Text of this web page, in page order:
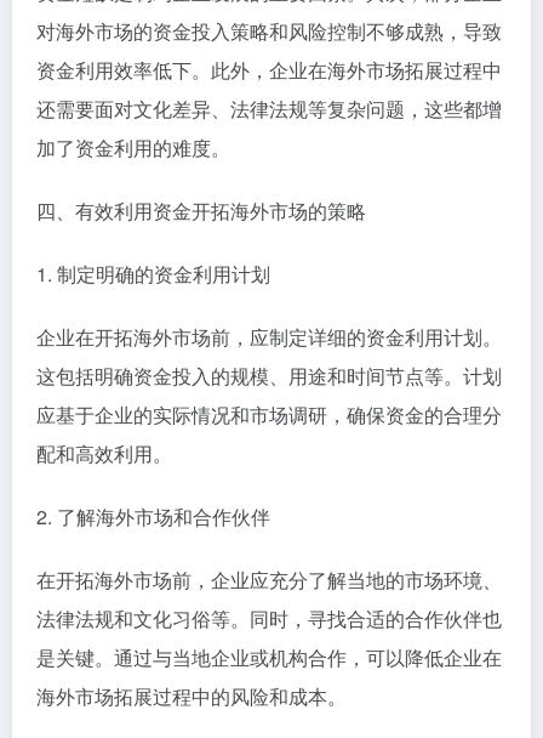
对海外市场的资金投入策略和风险控制不够成熟，导致
资金利用效率低下。此外，企业在海外市场拓展过程中
还需要面对文化差异、法律法规等复杂问题，这些都增
加了资金利用的难度。
四、有效利用资金开拓海外市场的策略
1. 制定明确的资金利用计划
企业在开拓海外市场前，应制定详细的资金利用计划。
这包括明确资金投入的规模、用途和时间节点等。计划
应基于企业的实际情况和市场调研，确保资金的合理分
配和高效利用。
2. 了解海外市场和合作伙伴
在开拓海外市场前，企业应充分了解当地的市场环境、
法律法规和文化习俗等。同时，寻找合适的合作伙伴也
是关键。通过与当地企业或机构合作，可以降低企业在
海外市场拓展过程中的风险和成本。